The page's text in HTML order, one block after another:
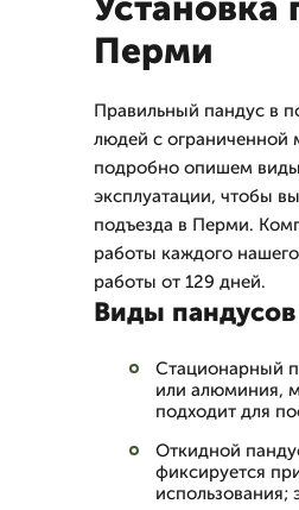
Перми
Правильный пандус в
людей с ограниченной
подробно опишем
эксплуатации, чтобы
подъезда в Перми.
работы каждого
работы от 129 дней.
Виды
Стационарный
или алюминия,
подходит для
Откидной
фиксируется
использования;